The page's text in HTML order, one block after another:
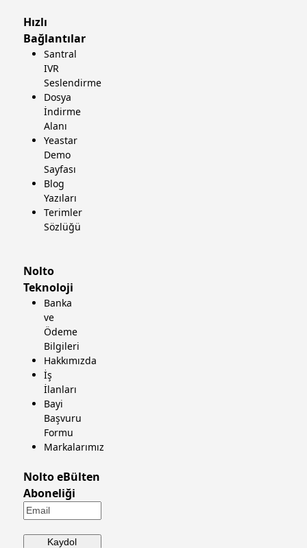
Hızlı
Bağlantılar
Santral
IVR
Seslendirme
Dosya
İndirme
Alanı
Yeastar
Demo
Sayfası
Blog
Yazıları
Terimler
Sözlüğü
Nolto
Teknoloji
Banka
ve
Ödeme
Bilgileri
Hakkımızda
İş
İlanları
Bayi
Başvuru
Formu
Markalarımız
Nolto eBülten
Aboneliği